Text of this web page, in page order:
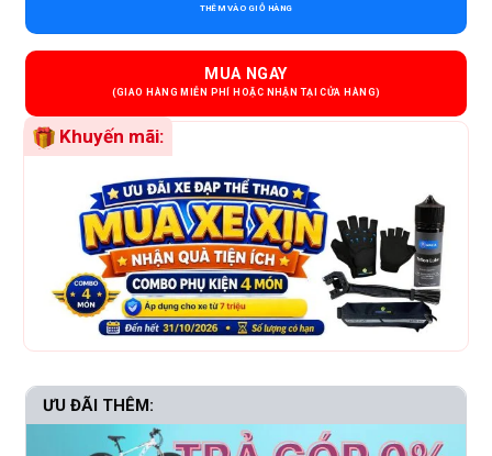
THÊM VÀO GIỎ HÀNG
MUA NGAY
Khuyến mãi:
ƯU ĐÃI THÊM: